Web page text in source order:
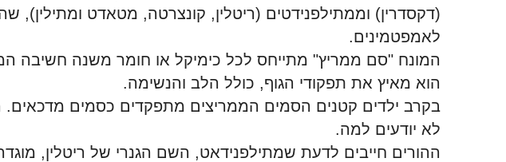
(דקסדרין) וממתילפנידטים (ריטלין, קונצרטה, מטאדט
לאמפטמינים.
המונח "סם ממריץ" מתייחס לכל כימיקל או חומר משנה חשיבה
הוא מאיץ את תפקודי הגוף, כולל הלב והנשימה.
בקרב ילדים קטנים הסמים הממריצים מתפקדים כסמים מדכאים.
לא יודעים למה.
ההורים חייבים לדעת שמתילפנידאט, השם הגנרי של ריטלין,